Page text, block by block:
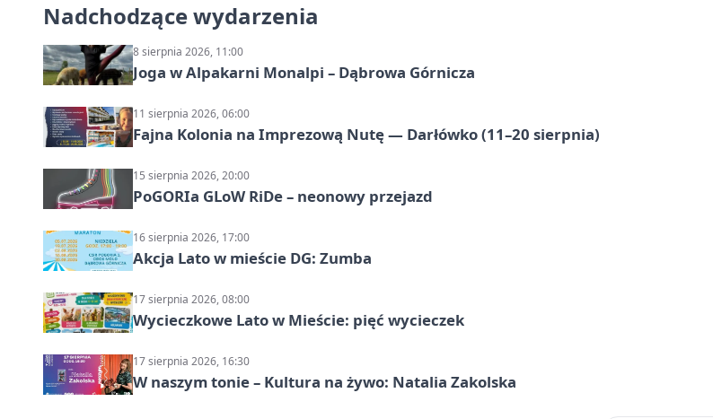
Nadchodzące wydarzenia
8 sierpnia 2026, 11:00
Joga w Alpakarni Monalpi – Dąbrowa Górnicza
11 sierpnia 2026, 06:00
Fajna Kolonia na Imprezową Nutę — Darłówko (11–20 sierpnia)
15 sierpnia 2026, 20:00
PoGORIa GLoW RiDe – neonowy przejazd
16 sierpnia 2026, 17:00
Akcja Lato w mieście DG: Zumba
17 sierpnia 2026, 08:00
Wycieczkowe Lato w Mieście: pięć wycieczek
17 sierpnia 2026, 16:30
W naszym tonie – Kultura na żywo: Natalia Zakolska